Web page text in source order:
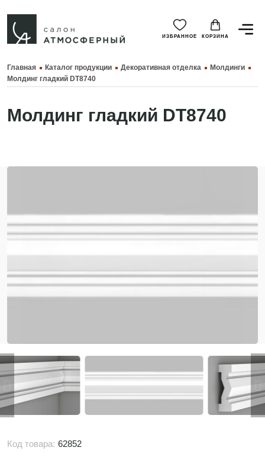
ИЗБРАННОЕ КОРЗИНА
Главная Каталог продукции Декоративная отделка
Молдинги
Молдинг гладкий DT8740
Молдинг гладкий DT8740
Код товара: 62852